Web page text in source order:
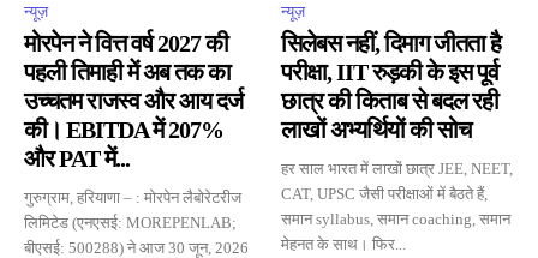
न्यूज़
मोरपेन ने वित्त वर्ष 2027 की
पहली तिमाही में अब तक का
उच्चतम राजस्व और आय दर्ज
की। EBITDA में 207%
और PAT में...
गुरुग्राम, हरियाणा – : मोरपेन लैबोरेटरीज
लिमिटेड (एनएसई: MOREPENLAB;
बीएसई: 500288) ने आज 30 जून, 2026
न्यूज़
सिलेबस नहीं, दिमाग जीतता है
परीक्षा, IIT रुड़की के इस पूर्व
छात्र की किताब से बदल रही
लाखों अभ्यर्थियों की सोच
हर साल भारत में लाखों छात्र JEE, NEET,
CAT, UPSC जैसी परीक्षाओं में बैठते हैं,
समान syllabus, समान coaching, समान
मेहनत के साथ। फिर...